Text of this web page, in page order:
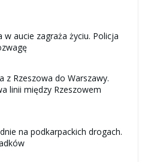
aucie zagraża życiu. Policja
z Rzeszowa do Warszawy.
linii między Rzeszowem
na podkarpackich drogach.